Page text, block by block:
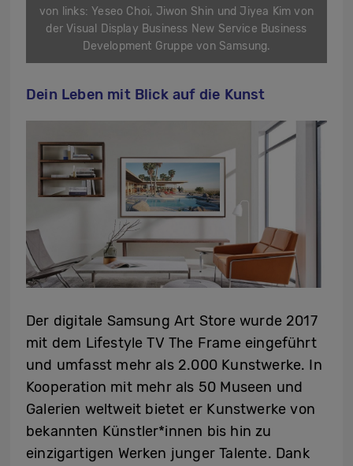
von links: Yeseo Choi, Jiwon Shin und Jiyea Kim von
der Visual Display Business New Service Business
Development Gruppe von Samsung.
Dein Leben mit Blick auf die Kunst
Der digitale Samsung Art Store wurde 2017
mit dem Lifestyle TV The Frame eingeführt
und umfasst mehr als 2.000 Kunstwerke. In
Kooperation mit mehr als 50 Museen und
Galerien weltweit bietet er Kunstwerke von
bekannten Künstler*innen bis hin zu
einzigartigen Werken junger Talente. Dank